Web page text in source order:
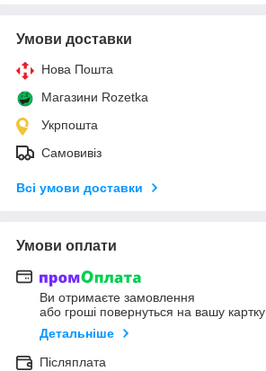
Умови доставки
Нова Пошта
Магазини Rozetka
Укрпошта
Самовивіз
Всі умови доставки
Умови оплати
Ви отримаєте замовлення
або гроші повернуться на вашу картку
Детальніше
Післяплата